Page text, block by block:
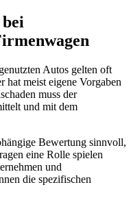
Autos gelten oft
hat meist eigene Vorgaben
muss der
und mit dem
Bewertung sinnvoll,
eine Rolle spielen
und
die spezifischen